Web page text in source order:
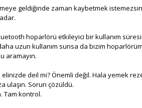
geldiğinde zaman kaybetmek
hoparlörü etkileyici bir kullanım
uzun kullanım sunsa da bizim
aramayın.
deil mi? Önemli değil. Hala yemek
ulaşın. Sorun çözüldü.
Tam kontrol.